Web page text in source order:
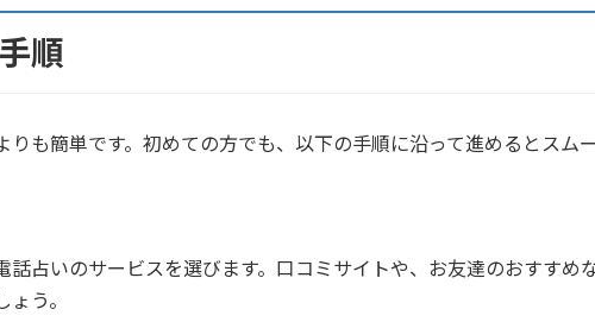
順
りも簡単です。初めての方でも、以下の手順に沿って進めるとスム
話占いのサービスを選びます。口コミサイトや、お友達のおすすめ
う。